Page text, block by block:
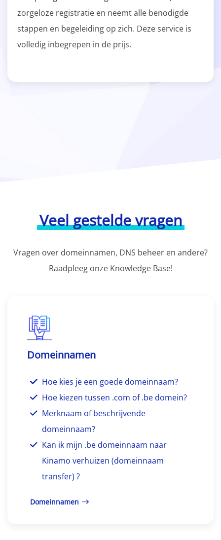
zorgeloze registratie en neemt alle benodigde
stappen en begeleiding op zich. Deze service is
volledig inbegrepen in de prijs.
Veel gestelde vragen
Vragen over domeinnamen, DNS beheer en andere?
Raadpleeg onze Knowledge Base!
Domeinnamen
Hoe kies je een goede domeinnaam?
Hoe kiezen tussen .com of .be domein?
Merknaam of beschrijvende
domeinnaam?
Kan ik mijn .be domeinnaam naar
Kinamo verhuizen (domeinnaam
transfer) ?
Domeinnamen